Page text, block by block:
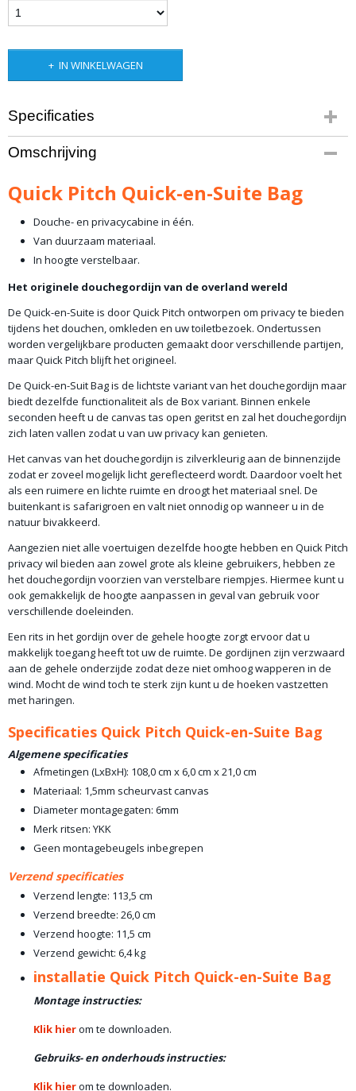
IN WINKELWAGEN
Specificaties
Productcode leverancier
QP-QS-BAG
9,00 Kg
Omschrijving
Quick Pitch Quick-en-Suite Bag
Douche- en privacycabine in één.
Van duurzaam materiaal.
In hoogte verstelbaar.
Het originele douchegordijn van de overland wereld
De Quick-en-Suite is door Quick Pitch ontworpen om privacy te bieden
tijdens het douchen, omkleden en uw toiletbezoek. Ondertussen
worden vergelijkbare producten gemaakt door verschillende partijen,
maar Quick Pitch blijft het origineel.
De Quick-en-Suit Bag is de lichtste variant van het douchegordijn maar
biedt dezelfde functionaliteit als de Box variant. Binnen enkele
seconden heeft u de canvas tas open geritst en zal het douchegordijn
zich laten vallen zodat u van uw privacy kan genieten.
Het canvas van het douchegordijn is zilverkleurig aan de binnenzijde
zodat er zoveel mogelijk licht gereflecteerd wordt. Daardoor voelt het
als een ruimere en lichte ruimte en droogt het materiaal snel. De
buitenkant is safarigroen en valt niet onnodig op wanneer u in de
natuur bivakkeerd.
Aangezien niet alle voertuigen dezelfde hoogte hebben en Quick Pitch
privacy wil bieden aan zowel grote als kleine gebruikers, hebben ze
het douchegordijn voorzien van verstelbare riempjes. Hiermee kunt u
ook gemakkelijk de hoogte aanpassen in geval van gebruik voor
verschillende doeleinden.
Een rits in het gordijn over de gehele hoogte zorgt ervoor dat u
makkelijk toegang heeft tot uw de ruimte. De gordijnen zijn verzwaard
aan de gehele onderzijde zodat deze niet omhoog wapperen in de
wind. Mocht de wind toch te sterk zijn kunt u de hoeken vastzetten
met haringen.
Specificaties Quick Pitch Quick-en-Suite Bag
Algemene specificaties
Afmetingen (LxBxH): 108,0 cm x 6,0 cm x 21,0 cm
Materiaal: 1,5mm scheurvast canvas
Diameter montagegaten: 6mm
Merk ritsen: YKK
Geen montagebeugels inbegrepen
Verzend specificaties
Verzend lengte: 113,5 cm
Verzend breedte: 26,0 cm
Verzend hoogte: 11,5 cm
Verzend gewicht: 6,4 kg
installatie Quick Pitch Quick-en-Suite Bag
Montage instructies:
Klik hierom te downloaden.
Gebruiks- en onderhouds instructies:
Klik hierom te downloaden.